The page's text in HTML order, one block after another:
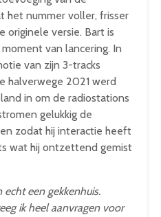
het nummer voller, frisser
originele versie. Bart is
van lancering. In
van zijn 3-tracks
halverwege 2021 werd
in om de radiostations
gelukkig de
zodat hij interactie heeft
wat hij ontzettend gemist
een gekkenhuis.
ik heel aanvragen voor